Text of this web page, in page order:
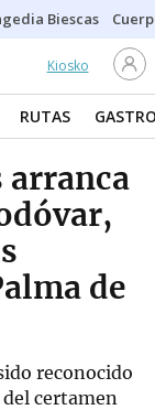
Biescas
Kiosko
RUTAS
arranca
de
reconocido
certamen